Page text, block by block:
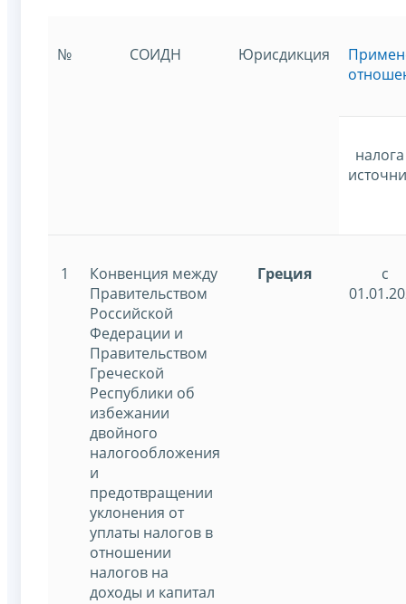
№ СОИДН Юрисдикция
1
Конвенция между
Правительством
Российской
Федерации и
Правительством
Греческой
Республики об
избежании
двойного
налогообложения
и
предотвращении
уклонения от
уплаты налогов в
отношении
налогов на
доходы и капитал
Греция
с